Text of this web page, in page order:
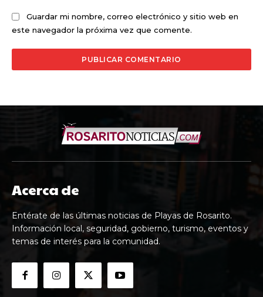
Guardar mi nombre, correo electrónico y sitio web en
este navegador la próxima vez que comente.
Acerca de
Entérate de las últimas noticias de Playas de Rosarito.
Información local, seguridad, gobierno, turismo, eventos y
temas de interés para la comunidad.